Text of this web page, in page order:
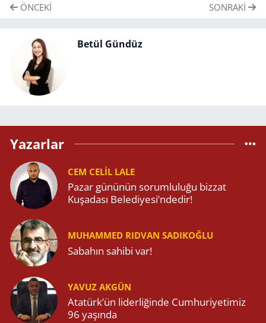
ÖNCEKI SONRAKI
Betül Gündüz
Yazarlar
CEM CELIL LALE
Pazar gününün sorumluluğu bizzat
Kuşadası Belediyesi’ndedir!
MUHAMMED RIDVAN SADIKOĞLU
Sabahın sahibi var!
YAVUZ AKGÜN
Atatürk’ün liderliğinde Cumhuriyetimiz
96 yaşında